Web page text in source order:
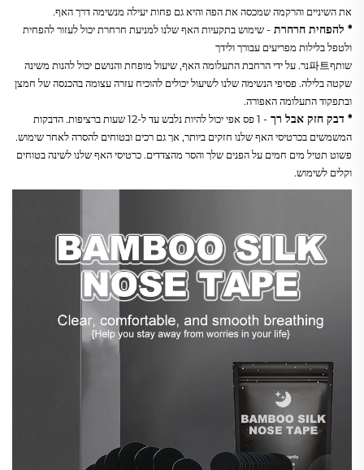
את השיניים והרקמה שמכסה את הפה והיא גם פחות יעילה מנשימה דרך האף.
* להפחית חרחרת
ולטפל בלילות מפריעים עבורך ולידך
ובתפקוד התעלומה האפורה.
* דבק חזק אבל רך
וקלים לשימוש.